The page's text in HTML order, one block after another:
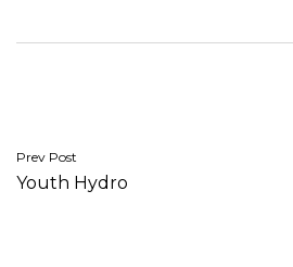
Navegación
de
Prev Post
Youth Hydro